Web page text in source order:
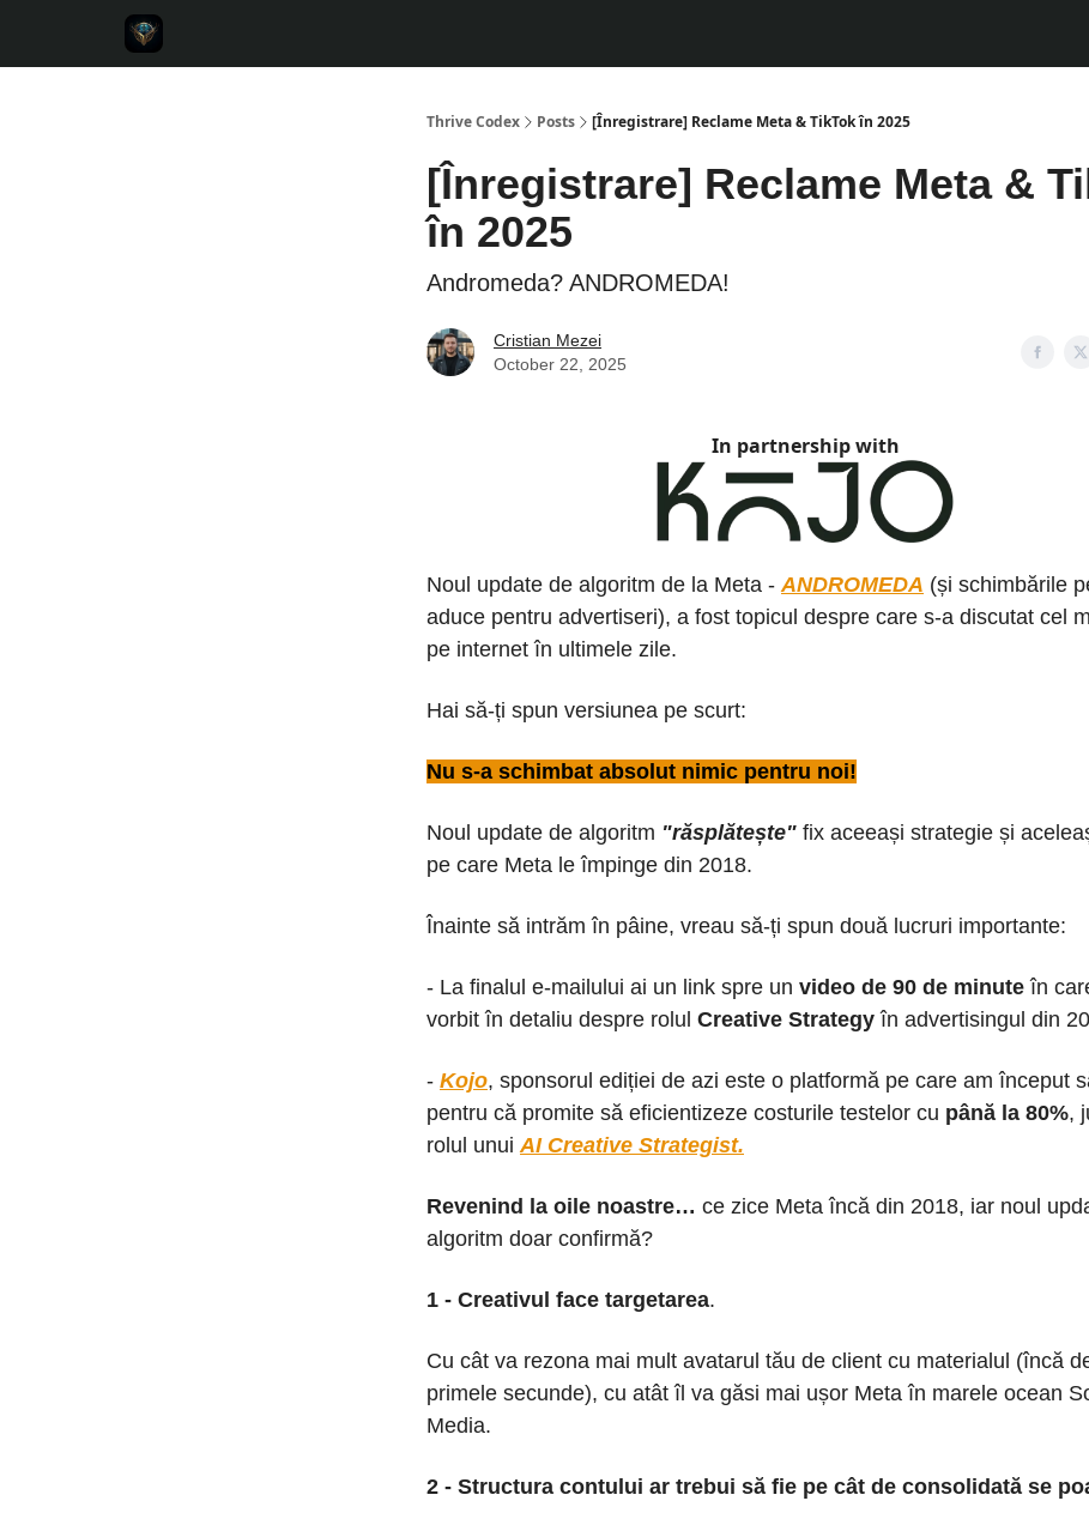
Thrive Codex Posts [Înregistrare] Reclame Meta & TikTok în 2025
[Înregistrare] Reclame Meta &
în 2025
Andromeda? ANDROMEDA!
Cristian Mezei
October 22, 2025
In partnership with
Noul update de algoritm de la Meta -ANDROMEDA (și schimbările
aduce pentru advertiseri), a fost topicul despre care s-a discutat cel
pe internet în ultimele zile.
Hai să-ți spun versiunea pe scurt:
Nu s-a schimbat absolut nimic pentru noi!
Noul update de algoritm "răsplătește" fix aceeași strategie și
pe care Meta le împinge din 2018.
Înainte să intrăm în pâine, vreau să-ți spun două lucruri importante:
- La finalul e-mailului ai un link spre un video de 90 de minute în
vorbit în detaliu despre rolul Creative Strategy în advertisingul din
- Kojo, sponsorul ediției de azi este o platformă pe care am început
pentru că promite să eficientizeze costurile testelor cu până la 80%,
rolul unuiAI Creative Strategist.
Revenind la oile noastre… ce zice Meta încă din 2018, iar noul
algoritm doar confirmă?
1 - Creativul face targetarea.
Cu cât va rezona mai mult avatarul tău de client cu materialul (încă
primele secunde), cu atât îl va găsi mai ușor Meta în marele ocean
Media.
2 - Structura contului ar trebui să fie pe cât de consolidată se